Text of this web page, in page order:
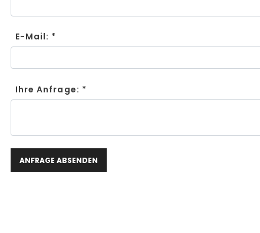
E-Mail: *
Ihre Anfrage: *